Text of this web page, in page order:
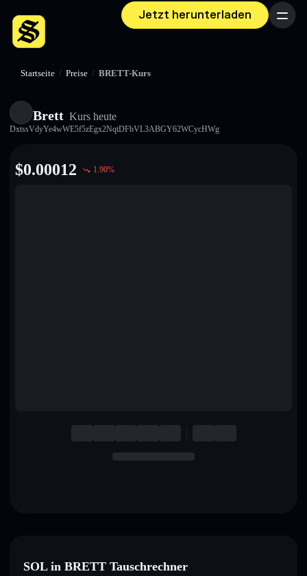
Jetzt herunterladen Menü
Startseite / Preise / BRETT-Kurs
Brett Kurs heute
DxtssVdyYe4wWE5f5zEgx2NqtDFbVL3ABGY62WCycHWg
$0.00012 1.90%
SOL in BRETT Tauschrechner